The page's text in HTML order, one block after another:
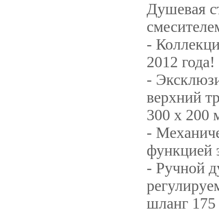
Душевая
-
2012 года!
-
верхний
300 х 200
-
функцией
- Ручной
шланг